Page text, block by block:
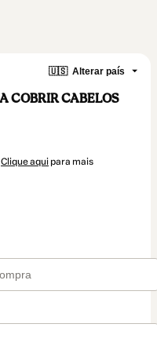
🇺🇸 Alterar país
COBRIR CABELOS
Clique aqui para mais